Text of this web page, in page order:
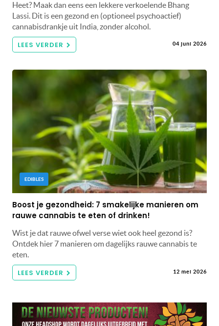
Heet? Maak dan eens een lekkere verkoelende Bhang
Lassi. Dit is een gezond en (optioneel psychoactief)
cannabisdrankje uit India, zonder alcohol.
LEES VERDER 04 juni 2026
EDIBLES
Boost je gezondheid: 7 smakelijke manieren om
rauwe cannabis te eten of drinken!
Wist je dat rauwe ofwel verse wiet ook heel gezond is?
Ontdek hier 7 manieren om dagelijks rauwe cannabis te
eten.
LEES VERDER 12 mei 2026